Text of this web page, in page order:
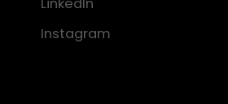
Instagram